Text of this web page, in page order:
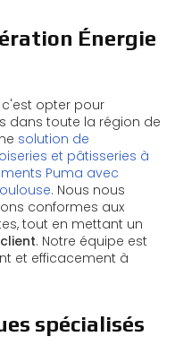
Énergie
c'est opter pour
dans toute la région de
solution de
et pâtisseries à
Puma avec
. Nous nous
conformes aux
tout en mettant un
. Notre équipe est
et efficacement à
spécialisés